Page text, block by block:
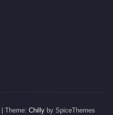
| Theme: Chillyby SpiceThemes